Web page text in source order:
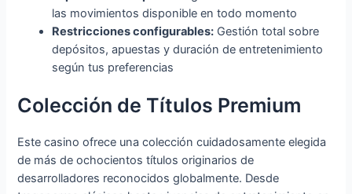
las movimientos disponible en todo momento
Restricciones configurables: Gestión total sobre
depósitos, apuestas y duración de entretenimiento
según tus preferencias
Colección de Títulos Premium
Este casino ofrece una colección cuidadosamente elegida
de más de ochocientos títulos originarios de
desarrolladores reconocidos globalmente. Desde